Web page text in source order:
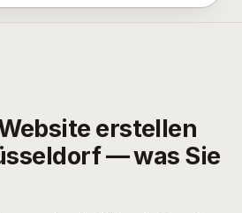
erstellen
— was Sie